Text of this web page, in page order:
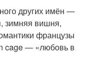
других имён —
зимняя вишня,
французы
cage — «любовь в